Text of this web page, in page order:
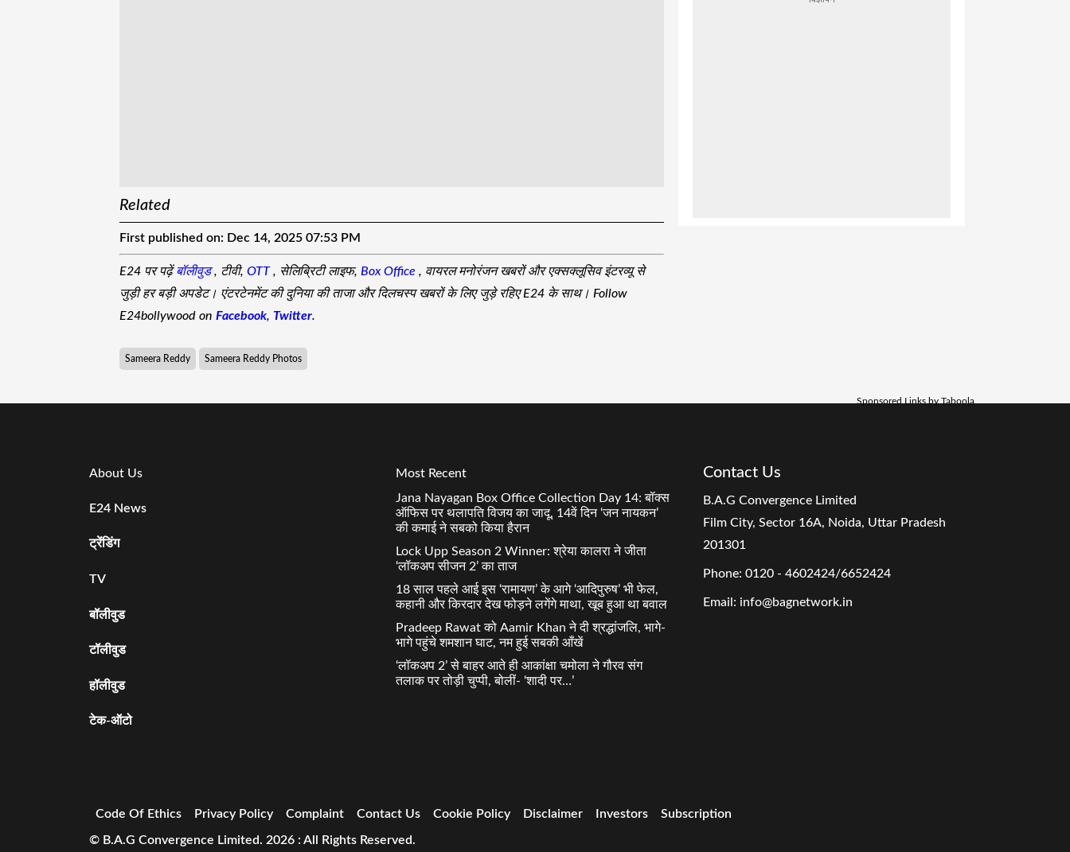
Related
First published on: Dec 14, 2025 07:53 PM
E24 पर पढ़ेंबॉलीवुड, टीवी, OTT, सेलिब्रिटी लाइफ, Box Office , वायरल मनोरंजन खबरों और एक्सक्लूसिव इंटरव्यू से
जुड़ी हर बड़ी अपडेट। एंटरटेनमेंट की दुनिया की ताजा और दिलचस्प खबरों के लिए जुड़े रहिए E24 के साथ। Follow
E24bollywood on Facebook, Twitter.
Sameera Reddy Sameera Reddy Photos
Sponsored Links by Taboola
About Us
E24 News
ट्रेंडिंग
TV
बॉलीवुड
टॉलीवुड
हॉलीवुड
टेक-ऑटो
Most Recent
Jana Nayagan Box Office Collection Day 14: बॉक्स
ऑफिस पर थलापति विजय का जादू, 14वें दिन ‘जन नायकन’
की कमाई ने सबको किया हैरान
Lock Upp Season 2 Winner: श्रेया कालरा ने जीता
‘लॉकअप सीजन 2’ का ताज
18 साल पहले आई इस ‘रामायण’ के आगे ‘आदिपुरुष’ भी फेल,
कहानी और किरदार देख फोड़ने लगेंगे माथा, खूब हुआ था बवाल
Pradeep Rawat को Aamir Khan ने दी श्रद्धांजलि, भागे-
भागे पहुंचे शमशान घाट, नम हुई सबकी आँखें
‘लॉकअप 2’ से बाहर आते ही आकांक्षा चमोला ने गौरव संग
तलाक पर तोड़ी चुप्पी, बोलीं- ‘शादी पर…’
Contact Us
B.A.G Convergence Limited
Film City, Sector 16A, Noida, Uttar Pradesh
201301
Phone: 0120 - 4602424/6652424
Email: info@bagnetwork.in
Code Of Ethics Privacy Policy Complaint Contact Us Cookie Policy Disclaimer Investors Subscription
© B.A.G Convergence Limited. 2026 : All Rights Reserved.